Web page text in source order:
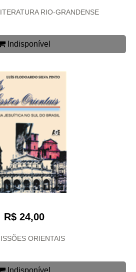
RIO-GRANDENSE
Indisponível
R$ 24,00
ORIENTAIS
Indisponível